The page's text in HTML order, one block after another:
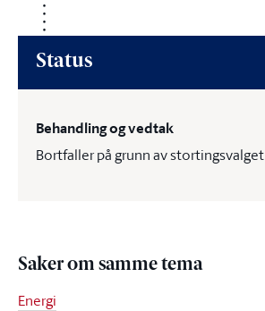
Status
Behandling og vedtak
Bortfaller på grunn av stortingsvalget
Saker om samme tema
Energi